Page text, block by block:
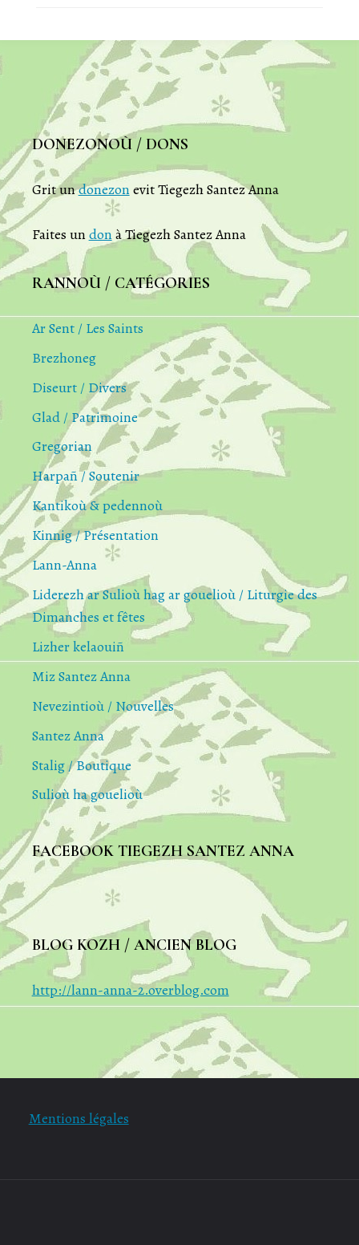
DONEZONOÙ / DONS
Grit undonezonevit Tiegezh Santez Anna
Faites undonà Tiegezh Santez Anna
RANNOÙ / CATÉGORIES
Ar Sent / Les Saints
Brezhoneg
Diseurt / Divers
Glad / Patrimoine
Gregorian
Harpañ / Soutenir
Kantikoù & pedennoù
Kinnig / Présentation
Lann-Anna
Liderezh ar Sulioù hag ar gouelioù / Liturgie des
Dimanches et fêtes
Lizher kelaouiñ
Miz Santez Anna
Nevezintioù / Nouvelles
Santez Anna
Stalig / Boutique
Sulioù ha gouelioù
FACEBOOK TIEGEZH SANTEZ ANNA
BLOG KOZH / ANCIEN BLOG
http://lann-anna-2.overblog.com
Mentions légales